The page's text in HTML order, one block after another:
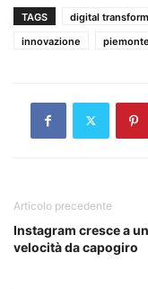
TAGS digital
innovazione
piemonte
Articolo precedente
Instagram cresce a
velocità da capogiro